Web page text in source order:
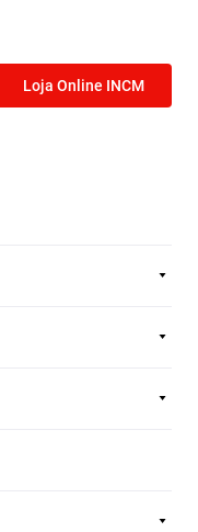
Loja Online INCM